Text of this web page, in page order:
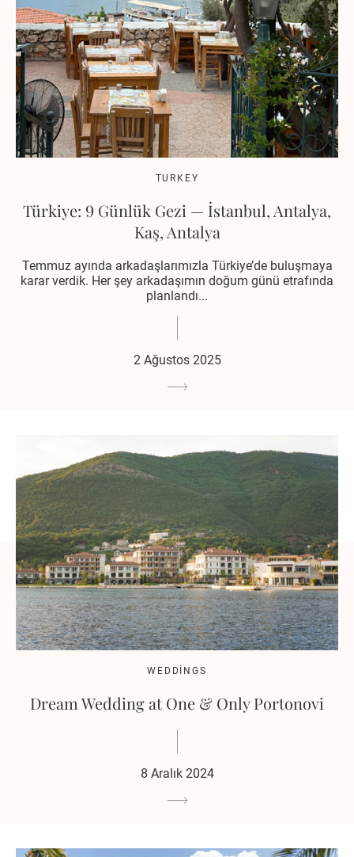
TURKEY
Türkiye: 9 Günlük Gezi — İstanbul, Antalya,
Kaş, Antalya
Temmuz ayında arkadaşlarımızla Türkiye’de buluşmaya
karar verdik. Her şey arkadaşımın doğum günü etrafında
planlandı...
2 Ağustos 2025
WEDDINGS
Dream Wedding at One & Only Portonovi
8 Aralık 2024